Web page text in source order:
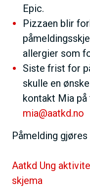
Epic.
Pizzaen blir
allergier som
Siste frist for
skulle en
kontakt Mia
mia@aatkd.no
Påmelding gjøres
Aatkd Ung
skjema